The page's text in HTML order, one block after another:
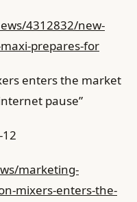
4312832/new-
prepares-for
enters the market
pause”
marketing-
mixers-enters-the-